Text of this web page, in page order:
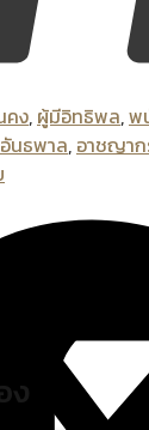
คง, ผู้มีอิทธิพล,พ
นธพาล, อาชญาก
ง